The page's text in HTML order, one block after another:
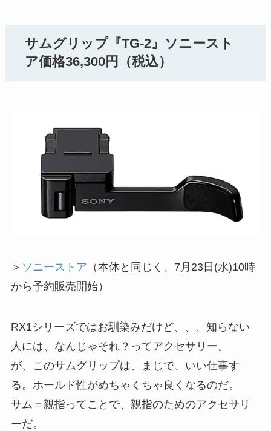
サムグリップ『TG-2』ソニースト
ア価格36,300円（税込）
＞ ソニーストア （本体と同じく、7月23日(水)10時
から予約販売開始）
RX1シリーズではお馴染みだけど、、、知らない
人には、なんじゃそれ？ってアクセサリー。
が、このサムグリップは、まじで、いい仕事す
る。ホールド性がめちゃくちゃ良くなるのだ。
サム＝親指ってことで、親指のためのアクセサリ
ーだ。